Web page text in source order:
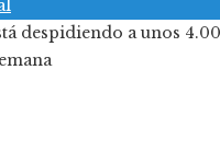
despidiendo a unos